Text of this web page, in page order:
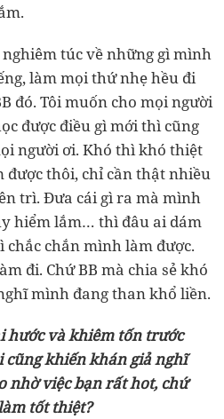
túc về những gì mình
làm mọi thứ nhẹ hều đi
đó. Tôi muốn cho mọi người
được điều gì mới thì cũng
người ơi. Khó thì khó thiệt
được thôi, chỉ cần thật nhiều
trì. Đưa cái gì ra mà mình
hiểm lắm… thì đâu ai dám
chắn mình làm được.
đi. Chứ BB mà chia sẻ khó
mình đang than khổ liền.
hước và khiêm tốn trước
khiến khán giả nghĩ
nhờ việc bạn rất hot, chứ
tốt thiệt?